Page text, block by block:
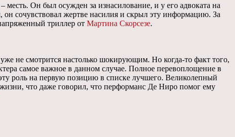
Он был осужден за изнасилование, и у его адвоката на
сочувствовал жертве насилия и скрыл эту информацию. За
триллер от Мартина Скорсезе.
не смотрится настолько шокирующим. Но когда-то факт того,
самое важное в данном случае. Полное перевоплощение в
роль на первую позицию в списке лучшего. Великолепный
что даже говорил, что перформанс Де Ниро помог ему